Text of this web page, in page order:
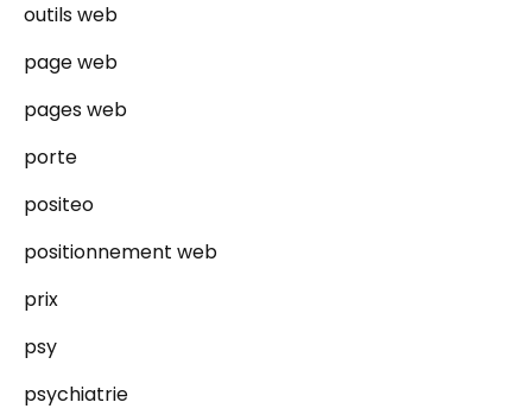
outils web
page web
pages web
porte
positeo
positionnement web
prix
psy
psychiatrie